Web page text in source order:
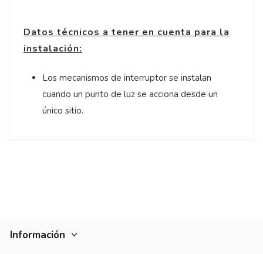
Datos técnicos a tener en cuenta para la
instalación:
Los mecanismos de interruptor se instalan
cuando un punto de luz se acciona desde un
único sitio.
Información